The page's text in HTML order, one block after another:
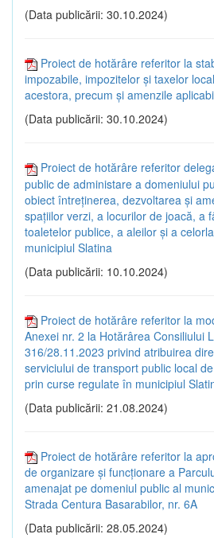
(Data publicării: 30.10.2024)
Proiect de hotărâre referitor la
impozabile, impozitelor și taxelor
acestora, precum și amenzile
(Data publicării: 30.10.2024)
Proiect de hotărâre referitor
public de administare a domeniului
obiect întreținerea, dezvoltarea și
spațiilor verzi, a locurilor de joacă, a
toaletelor publice, a aleilor și a
municipiul Slatina
(Data publicării: 10.10.2024)
Proiect de hotărâre referitor la
Anexei nr. 2 la Hotărârea Consiliului
316/28.11.2023 privind atribuirea
serviciului de transport public local
prin curse regulate în municipiul
(Data publicării: 21.08.2024)
Proiect de hotărâre referitor la
de organizare și funcționare a
amenajat pe domeniul public al
Strada Centura Basarabilor, nr. 6A
(Data publicării: 28.05.2024)